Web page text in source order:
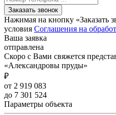
Заказать звонок
Нажимая на кнопку «Заказать
условия Соглашения на
Ваша заявка
отправлена
Скоро с Вами свяжется
«Александровы пруды»
₽
от 2 919 083
до 7 301 524
Параметры объекта